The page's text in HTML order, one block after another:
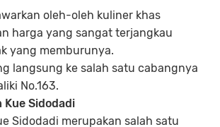
oleh-oleh kuliner khas
harga yang sangat terjangkau
yang memburunya.
langsung ke salah satu cabangnya
No.163.
Kue Sidodadi
Sidodadi merupakan salah satu